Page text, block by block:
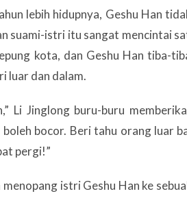
lebih hidupnya, Geshu Han
suami-istri itu sangat mencintai
kota, dan Geshu Han tiba-
luar dan dalam.
Li Jinglong buru-buru
bocor. Beri tahu orang luar
pergi!”
istri Geshu Han ke